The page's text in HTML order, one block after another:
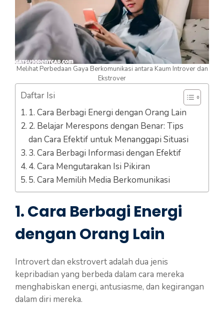
Melihat Perbedaan Gaya Berkomunikasi antara Kaum Introver dan
Ekstrover
Daftar Isi
1. Cara Berbagi Energi dengan Orang Lain
2. Belajar Merespons dengan Benar: Tips
dan Cara Efektif untuk Menanggapi Situasi
3. Cara Berbagi Informasi dengan Efektif
4. Cara Mengutarakan Isi Pikiran
5. Cara Memilih Media Berkomunikasi
1. Cara Berbagi Energi
dengan Orang Lain
Introvert dan ekstrovert adalah dua jenis
kepribadian yang berbeda dalam cara mereka
menghabiskan energi, antusiasme, dan kegirangan
dalam diri mereka.